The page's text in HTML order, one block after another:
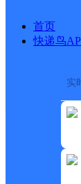
首页
快递鸟
实